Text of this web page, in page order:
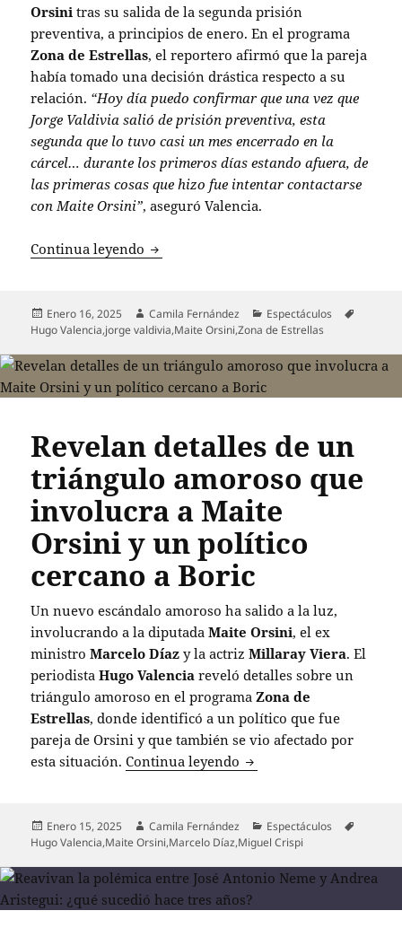
Orsini tras su salida de la segunda prisión
preventiva, a principios de enero. En el programa
Zona de Estrellas, el reportero afirmó que la pareja
había tomado una decisión drástica respecto a su
relación. “Hoy día puedo confirmar que una vez que
Jorge Valdivia salió de prisión preventiva, esta
segunda que lo tuvo casi un mes encerrado en la
cárcel… durante los primeros días estando afuera, de
las primeras cosas que hizo fue intentar contactarse
con Maite Orsini”, aseguró Valencia.
Continua leyendo Jorge Valdivia intenta contactar a
Publicado
el
Enero 16, 2025 Autor
Camila Fernández Categorías
Espectáculos
Hugo Valencia,jorge valdivia,Maite Orsini,Zona de Estrellas
Revelan detalles de un
triángulo amoroso que
involucra a Maite
Orsini y un político
cercano a Boric
Un nuevo escándalo amoroso ha salido a la luz,
involucrando a la diputadaMaite Orsini, el ex
ministroMarcelo Díaz y la actrizMillaray Viera. El
periodistaHugo Valencia reveló detalles sobre un
triángulo amoroso en el programaZona de
Estrellas, donde identificó a un político que fue
pareja de Orsini y que también se vio afectado por
esta situación.Continua leyendo Revelan detalles de un
Publicado
el
Enero 15, 2025 Autor
Camila Fernández Categorías
Espectáculos
Hugo Valencia,Maite Orsini,Marcelo Díaz,Miguel Crispi